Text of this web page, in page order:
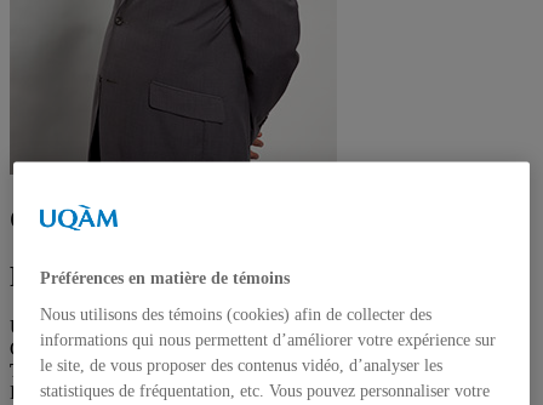
Charles-Philippe David
Professeur
Unité:Département de science politique
Courriel:david.charles-philippe@uqam.ca
Téléphone: (514) 987-3000 poste 2300
Langues: Français, Anglais
Préférences en matière de témoins
Nous utilisons des témoins (cookies) afin de collecter des
informations qui nous permettent d’améliorer votre expérience sur
le site, de vous proposer des contenus vidéo, d’analyser les
statistiques de fréquentation, etc. Vous pouvez personnaliser votre